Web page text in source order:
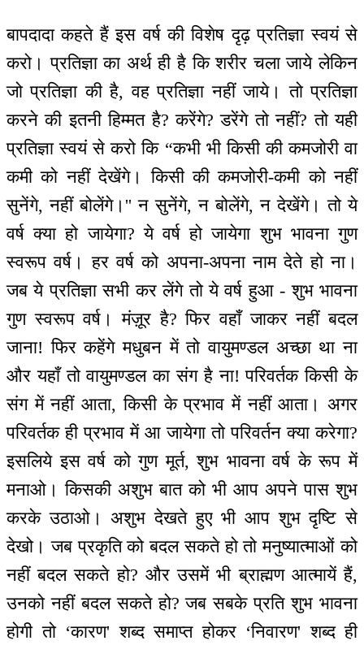
बापदादा कहते हैं इस वर्ष की विशेष दृढ़ प्रतिज्ञा स्वयं से
करो। प्रतिज्ञा का अर्थ ही है कि शरीर चला जाये लेकिन
जो प्रतिज्ञा की है, वह प्रतिज्ञा नहीं जाये। तो प्रतिज्ञा
करने की इतनी हिम्मत है? करेंगे? डरेंगे तो नहीं? तो यही
प्रतिज्ञा स्वयं से करो कि “कभी भी किसी की कमजोरी वा
कमी को नहीं देखेंगे। किसी की कमजोरी-कमी को नहीं
सुनेंगे, नहीं बोलेंगे।'' न सुनेंगे, न बोलेंगे, न देखेंगे। तो ये
वर्ष क्या हो जायेगा? ये वर्ष हो जायेगा शुभ भावना गुण
स्वरूप वर्ष। हर वर्ष को अपना-अपना नाम देते हो ना।
जब ये प्रतिज्ञा सभी कर लेंगे तो ये वर्ष हुआ - शुभ भावना
गुण स्वरूप वर्ष। मंज़ूर है? फिर वहाँ जाकर नहीं बदल
जाना! फिर कहेंगे मधुबन में तो वायुमण्डल अच्छा था ना
और यहाँ तो वायुमण्डल का संग है ना! परिवर्तक किसी के
संग में नहीं आता, किसी के प्रभाव में नहीं आता। अगर
परिवर्तक ही प्रभाव में आ जायेगा तो परिवर्तन क्या करेगा?
इसलिये इस वर्ष को गुण मूर्त, शुभ भावना वर्ष के रूप में
मनाओ। किसकी अशुभ बात को भी आप अपने पास शुभ
करके उठाओ। अशुभ देखते हुए भी आप शुभ दृष्टि से
देखो। जब प्रकृति को बदल सकते हो तो मनुष्यात्माओं को
नहीं बदल सकते हो? और उसमें भी ब्राह्मण आत्मायें हैं,
उनको नहीं बदल सकते हो? जब सबके प्रति शुभ भावना
होगी तो ‘कारण' शब्द समाप्त होकर ‘निवारण' शब्द ही